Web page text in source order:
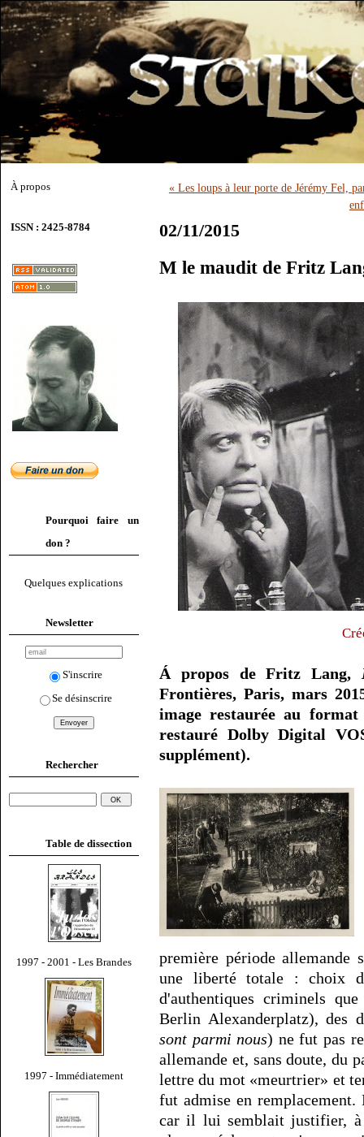
À propos
ISSN : 2425-8784
Pourquoi faire un
don ?
Quelques explications
Newsletter
S'inscrire
Se désinscrire
Rechercher
Table de dissection
1997 - 2001 - Les Brandes
1997 - Immédiatement
« Les loups à leur porte de Jérémy Fel,
02/11/2015
M le maudit de Fritz
Á propos de Fritz Lang,
Frontières, Paris, mars
image restaurée au
restauré Dolby Digital
supplément).
première période
une liberté totale : choix
d'authentiques criminels
Berlin Alexanderplatz),
sont parmi nous) ne fut pas
allemande et, sans doute, du
lettre du mot «meurtrier» et
fut admise en
car il lui semblait justifier,